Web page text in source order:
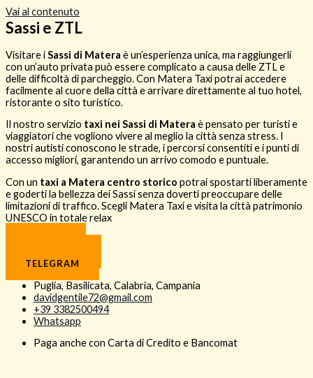
Vai al contenuto
Sassi e ZTL
Visitare iSassi di Matera è un’esperienza unica, ma raggiungerli
con un’auto privata può essere complicato a causa delle ZTL e
delle difficoltà di parcheggio. Con Matera Taxi potrai accedere
facilmente al cuore della città e arrivare direttamente al tuo hotel,
ristorante o sito turistico.
Il nostro servizio taxi nei Sassi di Matera è pensato per turisti e
viaggiatori che vogliono vivere al meglio la città senza stress. I
nostri autisti conoscono le strade, i percorsi consentiti e i punti di
accesso migliori, garantendo un arrivo comodo e puntuale.
Con un taxi a Matera centro storico potrai spostarti liberamente
e goderti la bellezza dei Sassi senza doverti preoccupare delle
limitazioni di traffico. Scegli Matera Taxi e visita la città patrimonio
UNESCO in totale relax
TELEGRAM
Puglia, Basilicata, Calabria, Campania
davidgentile72@gmail.com
+39 3382500494
Whatsapp
Paga anche con Carta di Credito e Bancomat